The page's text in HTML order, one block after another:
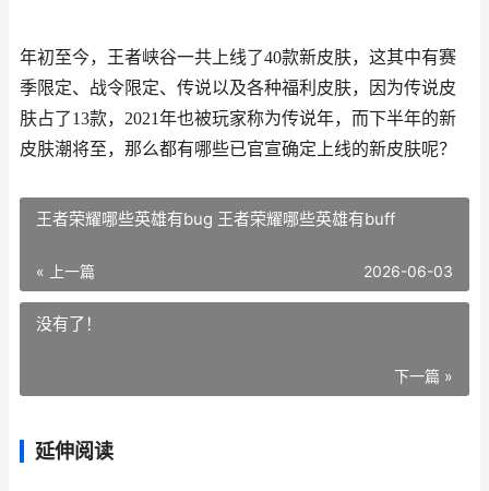
年初至今，王者峡谷一共上线了40款新皮肤，这其中有赛
季限定、战令限定、传说以及各种福利皮肤，因为传说皮
肤占了13款，2021年也被玩家称为传说年，而下半年的新
皮肤潮将至，那么都有哪些已官宣确定上线的新皮肤呢？
王者荣耀哪些英雄有bug 王者荣耀哪些英雄有buff
« 上一篇 2026-06-03
没有了！
下一篇 »
延伸阅读